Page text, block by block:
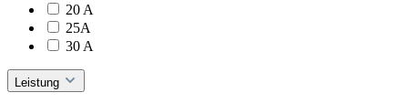
20 A
25A
30 A
Leistung